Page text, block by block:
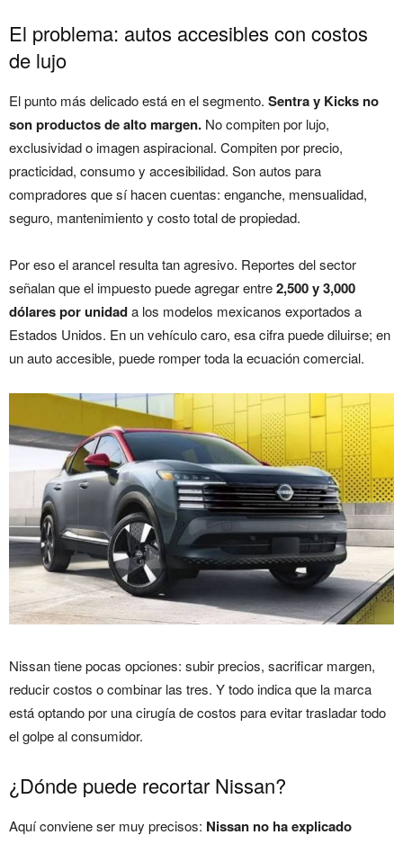
El problema: autos accesibles con costos
de lujo
El punto más delicado está en el segmento. Sentra y Kicks no
son productos de alto margen. No compiten por lujo,
exclusividad o imagen aspiracional. Compiten por precio,
practicidad, consumo y accesibilidad. Son autos para
compradores que sí hacen cuentas: enganche, mensualidad,
seguro, mantenimiento y costo total de propiedad.
Por eso el arancel resulta tan agresivo. Reportes del sector
señalan que el impuesto puede agregar entre2,500 y 3,000
dólares por unidada los modelos mexicanos exportados a
Estados Unidos. En un vehículo caro, esa cifra puede diluirse; en
un auto accesible, puede romper toda la ecuación comercial.
Nissan tiene pocas opciones: subir precios, sacrificar margen,
reducir costos o combinar las tres. Y todo indica que la marca
está optando por una cirugía de costos para evitar trasladar todo
el golpe al consumidor.
¿Dónde puede recortar Nissan?
Aquí conviene ser muy precisos: Nissan no ha explicado